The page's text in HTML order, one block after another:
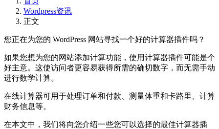
Wordpress资讯
正文
您正在为您的 WordPress 网站寻找一个好的计算器插件吗？
如果您想为您的网站添加计算功能，使用计算器插件可能是个
好主意。这使访问者更容易获得所需的确切数字，而无需手动
进行数学计算。
在线计算器可用于处理订单和付款、测量体重和卡路里、计算
财务信息等。
在本文中，我们将向您介绍一些您可以选择的最佳计算器插